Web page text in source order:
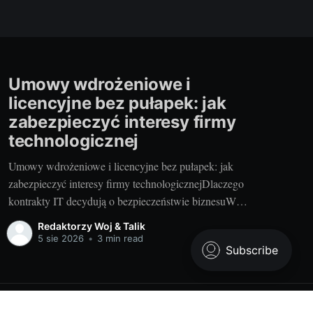
Umowy wdrożeniowe i
licencyjne bez pułapek: jak
zabezpieczyć interesy firmy
technologicznej
Umowy wdrożeniowe i licencyjne bez pułapek: jak
zabezpieczyć interesy firmy technologicznejDlaczego
kontrakty IT decydują o bezpieczeństwie biznesuW
transformacji cyfrowej kontrakty są architekturą
bezpieczeństwa biznesu. To w umowie rozstrzygamy, co
naprawdę dostarczamy, kto i na jakich zasadach korzysta
ogranicza spory, chroni IP i
Redaktorzy Woj & Talik
5 sie 2026 • 3 min read